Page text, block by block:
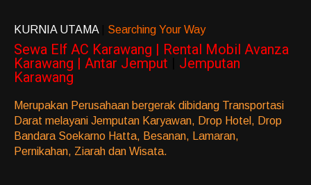
KURNIA UTAMA Searching Your Way
Sewa Elf AC Karawang | Rental Mobil Avanza
Karawang | Antar Jemput
Jemputan
Karawang
Merupakan Perusahaan bergerak dibidang Transportasi
Darat melayani Jemputan Karyawan, Drop Hotel, Drop
Bandara Soekarno Hatta, Besanan, Lamaran,
Pernikahan, Ziarah dan Wisata.